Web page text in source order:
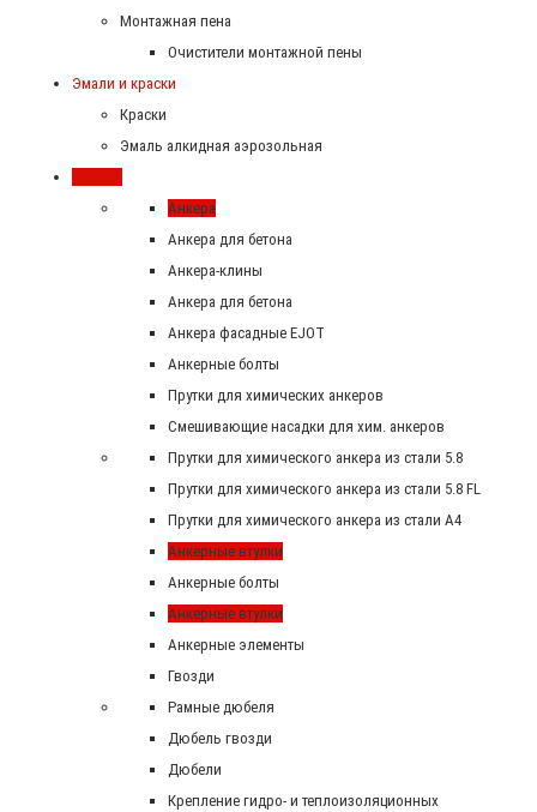
Монтажная пена
Очистители монтажной пены
Эмали и краски
Краски
Эмаль алкидная аэрозольная
Анкера
Анкера для бетона
Анкера-клины
Анкера для бетона
Анкера фасадные EJOT
Анкерные болты
Прутки для химических анкеров
Смешивающие насадки для хим. анкеров
Прутки для химического анкера из стали 5.8
Прутки для химического анкера из стали 5.8 FL
Прутки для химического анкера из стали А4
Анкерные втулки
Анкерные болты
Анкерные втулки
Анкерные элементы
Гвозди
Рамные дюбеля
Дюбель гвозди
Дюбели
Крепление гидро- и теплоизоляционных